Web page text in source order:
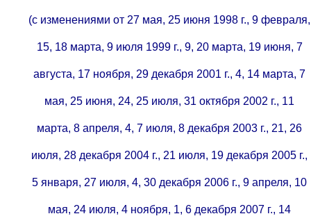
(с изменениями от 27 мая, 25 июня 1998 г., 9 февраля,
15, 18 марта, 9 июля 1999 г., 9, 20 марта, 19 июня, 7
августа, 17 ноября, 29 декабря 2001 г., 4, 14 марта, 7
мая, 25 июня, 24, 25 июля, 31 октября 2002 г., 11
марта, 8 апреля, 4, 7 июля, 8 декабря 2003 г., 21, 26
июля, 28 декабря 2004 г., 21 июля, 19 декабря 2005 г.,
5 января, 27 июля, 4, 30 декабря 2006 г., 9 апреля, 10
мая, 24 июля, 4 ноября, 1, 6 декабря 2007 г., 14